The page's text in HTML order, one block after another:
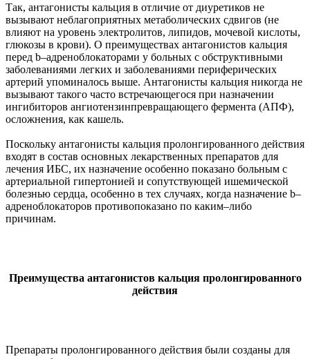
Так, антагонисты кальция в отличие от диуретиков не
вызывают неблагоприятных метаболических сдвигов (не
влияют на уровень электролитов, липидов, мочевой кислоты,
глюкозы в крови). О преимуществах антагонистов кальция
перед b–адреноблокаторами у больных с обструктивными
заболеваниями легких и заболеваниями периферических
артерий упоминалось выше. Антагонисты кальция никогда не
вызывают такого часто встречающегося при назначении
ингибиторов ангиотензинпревращающего фермента (АПФ),
осложнения, как кашель.
Поскольку антагонисты кальция пролонгированного действия
входят в состав основных лекарственных препаратов для
лечения ИБС, их назначение особенно показано больным с
артериальной гипертонией и сопутствующей ишемической
болезнью сердца, особенно в тех случаях, когда назначение b–
адреноблокаторов противопоказано по каким–либо
причинам.
Преимущества антагонистов кальция пролонгированного
действия
Препараты пролонгированного действия были созданы для